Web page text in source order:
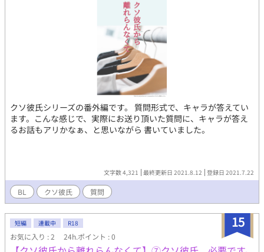
クソ彼氏シリーズの番外編です。 質問形式で、キャラが答えてい
ます。こんな感じで、実際にお送り頂いた質問に、キャラが答え
るお話もアリかなぁ、と思いながら 書いていました。
文字数 4,321 最終更新日 2021.8.12 登録日 2021.7.22
BL クソ彼氏 質問
15
短編 連載中 R18
お気に入り : 2 24h.ポイント : 0